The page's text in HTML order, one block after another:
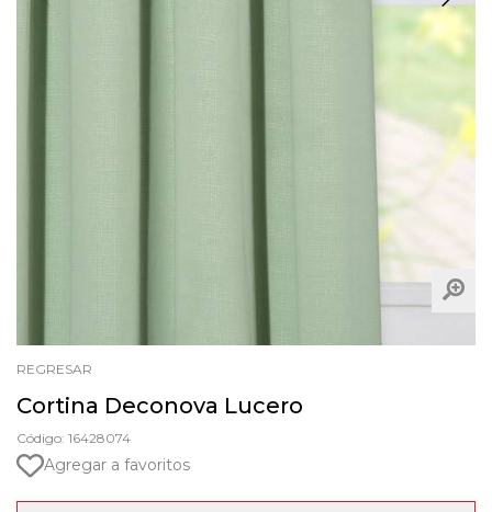
REGRESAR
Cortina Deconova Lucero
Código: 16428074
Agregar a favoritos